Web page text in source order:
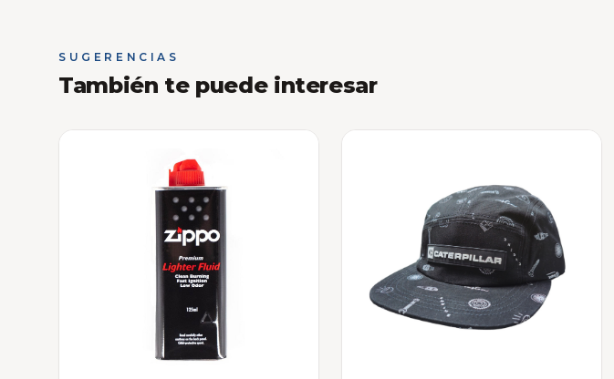
SUGERENCIAS
También te puede interesar